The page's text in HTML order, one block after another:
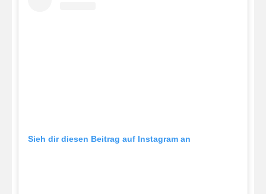
Sieh dir diesen Beitrag auf Instagram an